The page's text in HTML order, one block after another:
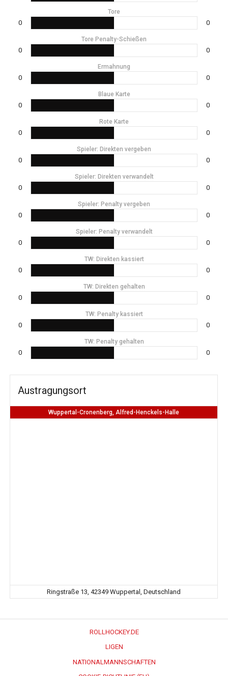
Tore
0 0
Tore Penalty-Schießen
0 0
Ermahnung
0 0
Blaue Karte
0 0
Rote Karte
0 0
Spieler: Direkten vergeben
0 0
Spieler: Direkten verwandelt
0 0
Spieler: Penalty vergeben
0 0
Spieler: Penalty verwandelt
0 0
TW: Direkten kassiert
0 0
TW: Direkten gehalten
0 0
TW: Penalty kassiert
0 0
TW: Penalty gehalten
0 0
Austragungsort
Wuppertal-Cronenberg, Alfred-Henckels-Halle
Ringstraße 13, 42349 Wuppertal, Deutschland
ROLLHOCKEY.DE
LIGEN
NATIONALMANNSCHAFTEN